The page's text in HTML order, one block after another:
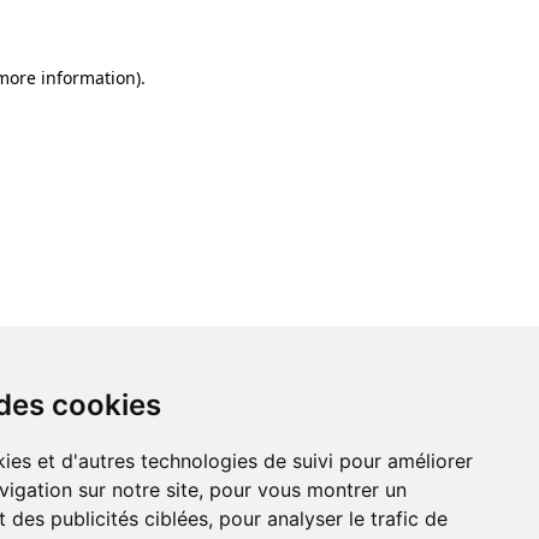
cookies
et d'autres technologies de suivi pour améliorer
sur notre site, pour vous montrer un
des publicités ciblées, pour analyser le trafic de
information).